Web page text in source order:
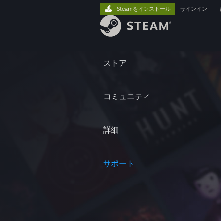
ストア
コミュニティ
詳細
サポート
Steamをインストール サインイン